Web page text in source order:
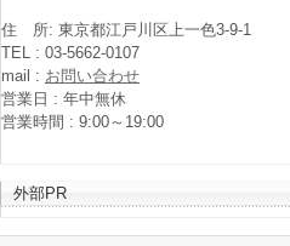
住 所: 東京都江戸川区上一色3-9-1
TEL : 03-5662-0107
mail : お問い合わせ
営業日 : 年中無休
営業時間 : 9:00～19:00
外部PR